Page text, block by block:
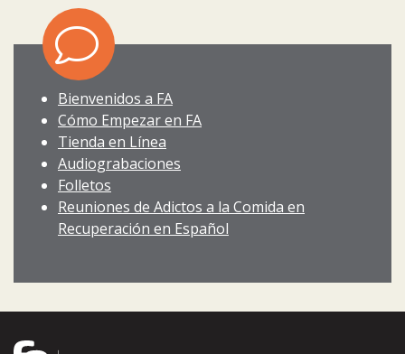
Bienvenidos a FA
Cómo Empezar en FA
Tienda en Línea
Audiograbaciones
Folletos
Reuniones de Adictos a la Comida en
Recuperación en Español